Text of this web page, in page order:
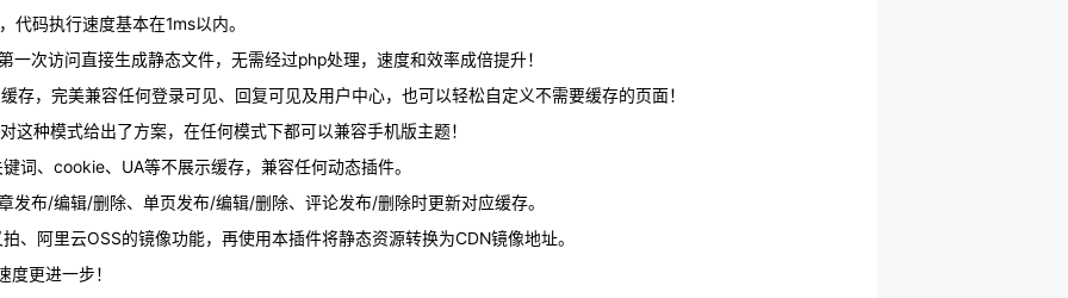
码执行速度基本在1ms以内。
次访问直接生成静态文件，无需经过php处理，速度和效率成倍提升！
，完美兼容任何登录可见、回复可见及用户中心，也可以轻松自定义不需要缓存的页面！
种模式给出了方案，在任何模式下都可以兼容手机版主题！
词、cookie、UA等不展示缓存，兼容任何动态插件。
发布/编辑/删除、单页发布/编辑/删除、评论发布/删除时更新对应缓存。
、阿里云OSS的镜像功能，再使用本插件将静态资源转换为CDN镜像地址。
更进一步！